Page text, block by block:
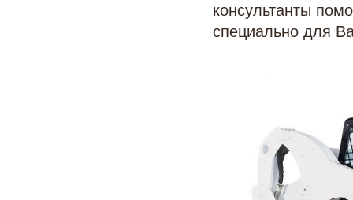
консультанты
специально для